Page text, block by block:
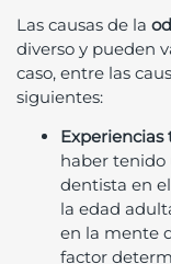
Las causas de la
diverso y pueden
caso, entre las
siguientes:
Experiencias
haber tenido
dentista en
la edad
en la mente
factor